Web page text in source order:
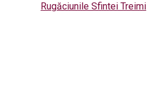
Rugăciunile Sfintei Treimi